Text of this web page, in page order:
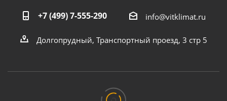
+7 (499) 7-555-290 info@vitklimat.ru
Долгопрудный, Транспортный проезд, 3 стр 5